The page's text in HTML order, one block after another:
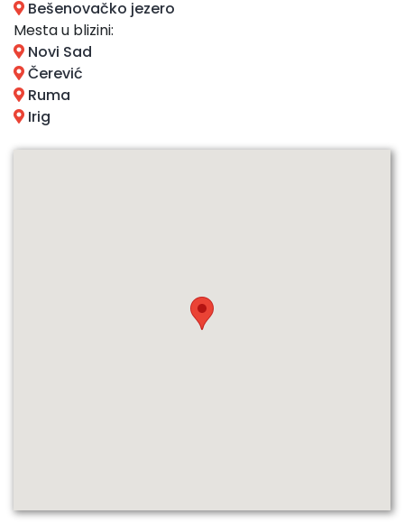
Bešenovačko jezero
Mesta u blizini:
Novi Sad
Čerević
Ruma
Irig